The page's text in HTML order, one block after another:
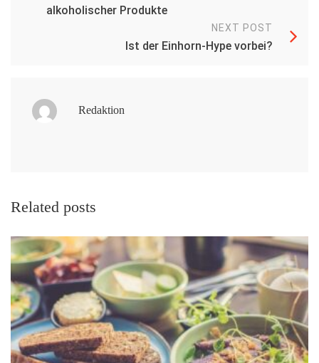
alkoholischer Produkte
NEXT POST
Ist der Einhorn-Hype vorbei?
Redaktion
Related posts